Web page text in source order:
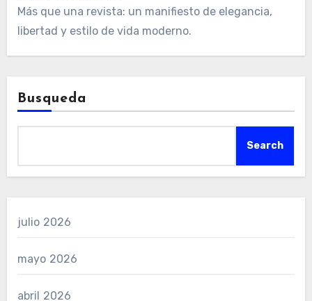
Más que una revista: un manifiesto de elegancia,
libertad y estilo de vida moderno.
Busqueda
Search
julio 2026
mayo 2026
abril 2026